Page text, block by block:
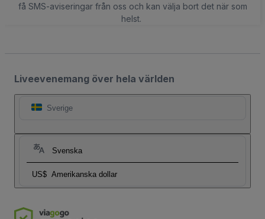
få SMS-aviseringar från oss och kan välja bort det när som
helst.
Liveevenemang över hela världen
Sverige
Svenska
US$ Amerikanska dollar